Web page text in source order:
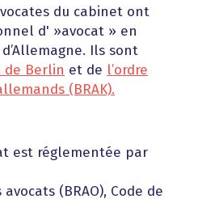
du cabinet ont
d' »avocat » en
Ils sont
de Berlin et de l’ordre
(BRAK).
est réglementée par
(BRAO), Code de